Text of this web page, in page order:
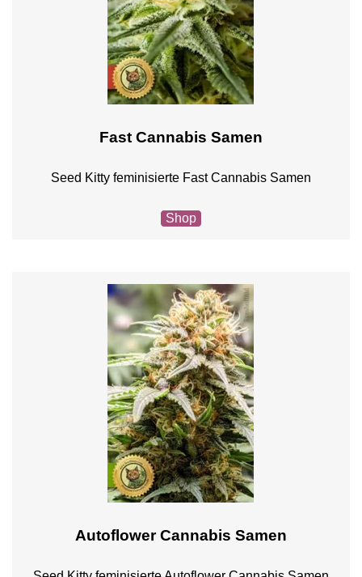
Fast Cannabis Samen
Seed Kitty feminisierte Fast Cannabis Samen
Shop
Autoflower Cannabis Samen